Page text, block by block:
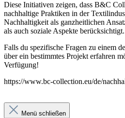
Diese Initiativen zeigen, dass B&C
nachhaltige Praktiken in der
Nachhaltigkeit als ganzheitlichen
als auch soziale Aspekte berücksichtigt.
Falls du spezifische Fragen zu einem
über ein bestimmtes Projekt erfahren
Verfügung!
https://www.bc-collection.eu/de/
Menü schließen